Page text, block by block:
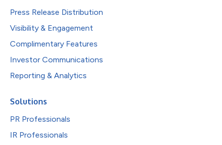
Press Release Distribution
Visibility & Engagement
Complimentary Features
Investor Communications
Reporting & Analytics
Solutions
PR Professionals
IR Professionals